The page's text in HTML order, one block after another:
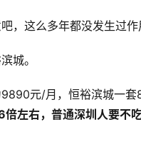
，这么多年都没发生过
城。
元/月，恒裕滨城一套
左右，普通深圳人要不